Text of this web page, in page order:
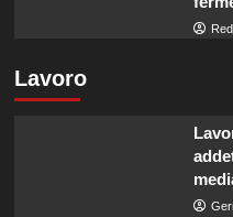
Lavoro